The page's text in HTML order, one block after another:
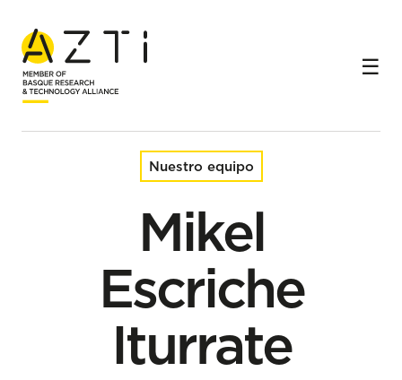
Inicio Equipo Mikel Escriche Iturrate
Nuestro equipo
Mikel
Escriche
Iturrate